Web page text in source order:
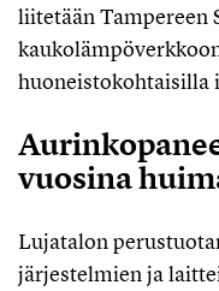
liitetään Tampereen
huoneistokohtaisilla
vuosina
Lujatalon
järjestelmien ja